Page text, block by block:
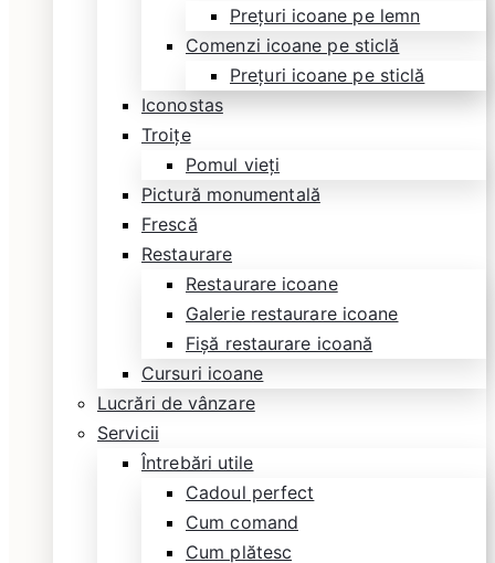
Prețuri icoane pe lemn
Comenzi icoane pe sticlă
Prețuri icoane pe sticlă
Iconostas
Troițe
Pomul vieți
Pictură monumentală
Frescă
Restaurare
Restaurare icoane
Galerie restaurare icoane
Fișă restaurare icoană
Cursuri icoane
Lucrări de vânzare
Servicii
Întrebări utile
Cadoul perfect
Cum comand
Cum plătesc